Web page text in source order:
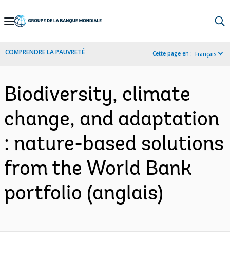
Skip
Navigation
COMPRENDRE LA PAUVRETÉ Cette page en : Français
Biodiversity, climate
change, and adaptation
: nature-based solutions
from the World Bank
portfolio (anglais)